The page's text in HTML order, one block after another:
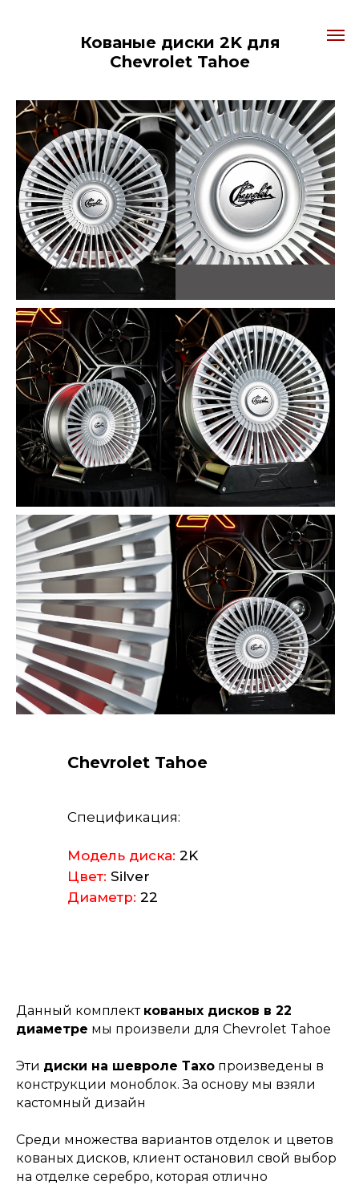
Кованые диски 2K для
Chevrolet Tahoe
Спецификация:
Модель диска: 2K
Цвет: Silver
Диаметр: 22
Chevrolet Tahoe
Данный комплект кованых дисков в 22
диаметре мы произвели для Chevrolet Tahoe
Эти диски на шевроле Тахо произведены в
конструкции моноблок. За основу мы взяли
кастомный дизайн
Среди множества вариантов отделок и цветов
кованых дисков, клиент остановил свой выбор
на отделке серебро, которая отлично